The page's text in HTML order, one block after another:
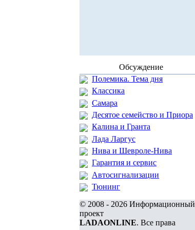
Обсуждение
Полемика. Тема дня
Классика
Самара
Десятое семейство и Приора
Калина и Гранта
Лада Ларгус
Нива и Шевроле-Нива
Гарантия и сервис
Автосигнализации
Тюнинг
© 2008 - 2026 Информационный
проект
LADAONLINE. Все права